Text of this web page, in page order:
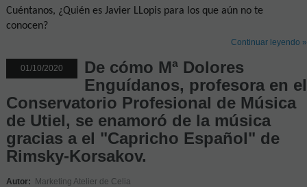
Cuéntanos, ¿Quién es Javier LLopis para los que aún no te
conocen?
Continuar leyendo »
01/10/2020
De cómo Mª Dolores
Enguídanos, profesora en el
Conservatorio Profesional de Música
de Utiel, se enamoró de la música
gracias a el "Capricho Español" de
Rimsky-Korsakov.
Autor: Marketing Atelier de Celia